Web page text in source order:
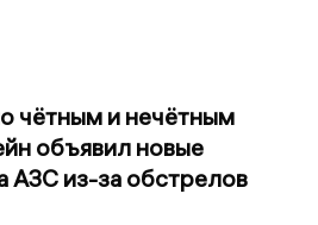
чётным и нечётным
объявил новые
АЗС из-за обстрелов